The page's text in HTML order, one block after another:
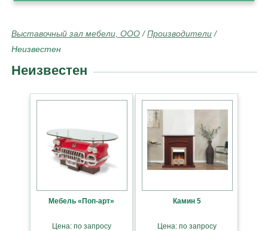
Выставочный зал мебели, ООО /Производители /
Неизвестен
Неизвестен
Мебель «Поп-арт»
Цена: по запросу
Камин 5
Цена: по запросу